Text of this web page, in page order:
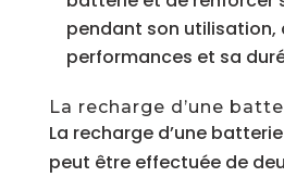
pendant son utilisation,
performances et sa
La recharge d’une
La recharge d’une
peut être effectuée de